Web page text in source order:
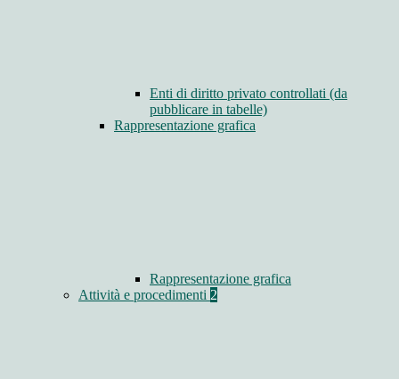
Enti di diritto privato controllati (da
pubblicare in tabelle)
Rappresentazione grafica
Rappresentazione grafica
Attività e procedimenti 2